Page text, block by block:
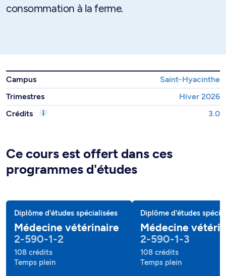
consommation à la ferme.
Campus
Saint-Hyacinthe
Trimestres
Hiver 2026
Crédits
3.0
Ce cours est offert dans ces
programmes d'études
Diplôme d'études spécialisées
Médecine vétérinaire
2-590-1-2
108 crédits
Temps plein
Diplôme d'études
Médecine
2-590-1-3
108 crédits
Temps plein